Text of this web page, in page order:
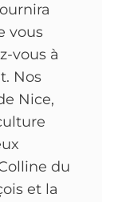
vous
vous à
Nos
Nice,
du
et la